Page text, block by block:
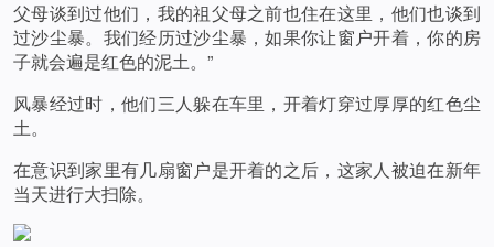
父母谈到过他们，我的祖父母之前也住在这里，他们也谈到
过沙尘暴。我们经历过沙尘暴，如果你让窗户开着，你的房
子就会遍是红色的泥土。”
风暴经过时，他们三人躲在车里，开着灯穿过厚厚的红色尘
土。
在意识到家里有几扇窗户是开着的之后，这家人被迫在新年
当天进行大扫除。